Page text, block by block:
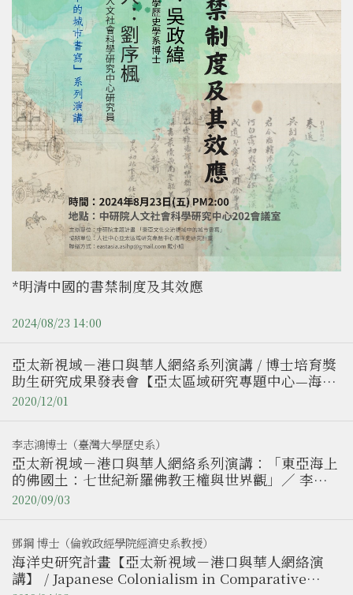
*明清中國的書禁制度及其效應
2024/08/23 14:00
亞太新視域－港口與華人網絡系列演講 / 博士培育獎
助生研究成果發表會【亞太區域研究專題中心—海洋
史研究計畫】
2020/12/01
李志鴻博士（臺灣大學歷史系）
亞太新視域－港口與華人網絡系列演講：「東亞海上
的佛國土：七世紀新羅佛教王權與世界觀」／ 李志
鴻博士（臺灣大學歷史系）【亞太區域研究專題中
心】（已額滿）
2020/09/03
鄧鋼 博士（倫敦政經學院經濟史系教授）
海洋史研究計畫【亞太新視域－港口與華人網絡演
講】 / Japanese Colonialism in Comparative